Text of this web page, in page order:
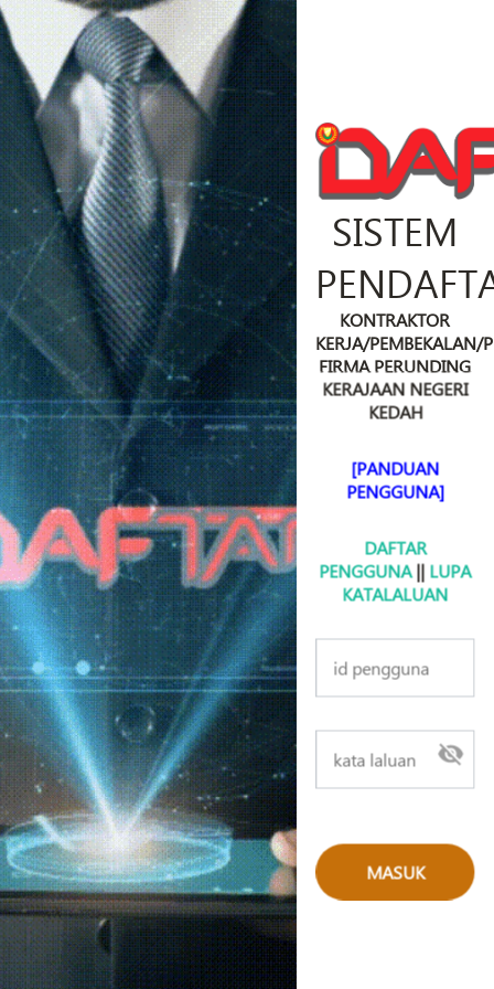
SISTEM
KONTRAKTOR
KERJA/PEMBEKALAN/
FIRMA PERUNDING
KERAJAAN NEGERI
KEDAH
[PANDUAN
PENGGUNA]
DAFTAR
PENGGUNA|| LUPA
KATALALUAN